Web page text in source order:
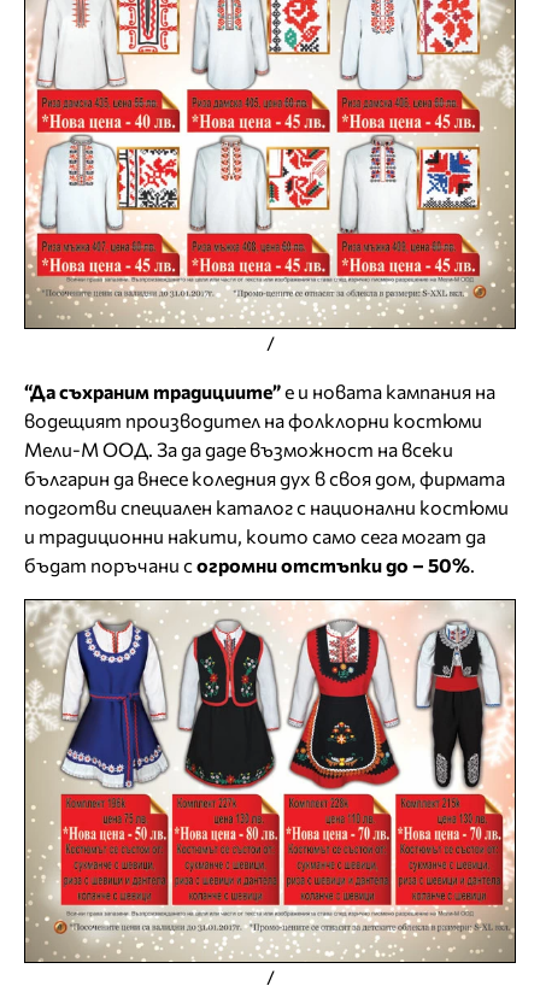
/
“Да съхраним традициите”е и новата кампания на
водещият производител на фолклорни костюми
Мели-М ООД. За да даде възможност на всеки
българин да внесе коледния дух в своя дом, фирмата
подготви специален каталог с национални костюми
и традиционни накити, които само сега могат да
бъдат поръчани с огромни отстъпки до – 50%.
/